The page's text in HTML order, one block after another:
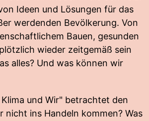
Ideen und Lösungen für das
werdenden Bevölkerung. Von
Bauen, gesunden
wieder zeitgemäß sein
alles? Und was können wir
und Wir" betrachtet den
ins Handeln kommen? Was